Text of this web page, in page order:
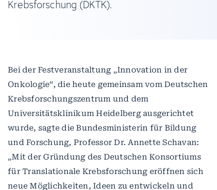
Krebsforschung (DKTK).
Bei der Festveranstaltung „Innovation in der
Onkologie“, die heute gemeinsam vom Deutschen
Krebsforschungszentrum und dem
Universitätsklinikum Heidelberg ausgerichtet
wurde, sagte die Bundesministerin für Bildung
und Forschung, Professor Dr. Annette Schavan:
„Mit der Gründung des Deutschen Konsortiums
für Translationale Krebsforschung eröffnen sich
neue Möglichkeiten, Ideen zu entwickeln und